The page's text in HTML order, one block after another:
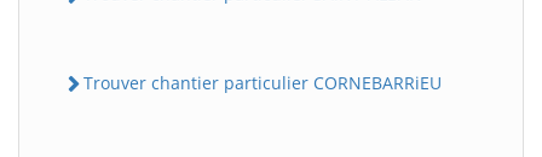
Trouver chantier particulier CORNEBARRiEU